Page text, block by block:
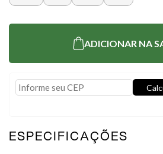
ADICIONAR NA
ESPECIFICAÇÕES